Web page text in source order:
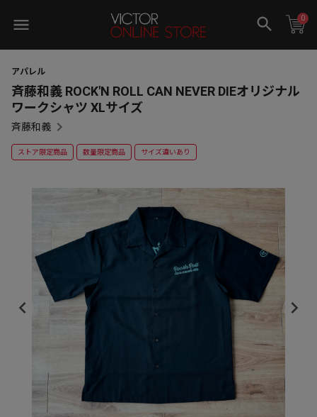
0
アパレル
斉藤和義 ROCK'N ROLL CAN NEVER DIEオリジナル
ワークシャツ XLサイズ
斉藤和義
ストア限定商品 数量限定商品 サイズ違いあり